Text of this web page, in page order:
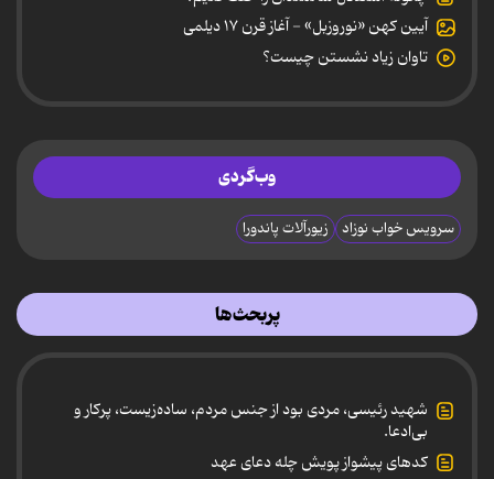
آیین کهن «نوروزبل» - آغاز قرن ۱۷ دیلمی
تاوان زیاد نشستن چیست؟
وب‌گردی
سرویس خواب نوزاد زیورآلات پاندورا
پربحث‌ها
شهید رئیسی، مردی بود از جنس مردم، ساده‌زیست، پرکار و
بی‌ادعا.
کدهای پیشواز پویش چله دعای عهد